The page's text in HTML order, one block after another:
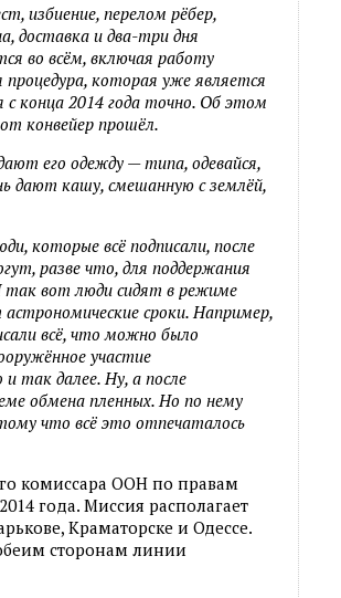
избиение, перелом рёбер,
доставка и два-три дня
во всём, включая работу
которая уже является
конца 2014 года точно. Об этом
конвейер прошёл.
его одежду — типа, одевайся,
дают кашу, смешанную с землёй,
которые всё подписали, после
разве что, для поддержания
так вот люди сидят в режиме
сроки. Например,
всё, что можно было
участие
так далее. Ну, а после
обмена пленных. Но по нему
что всё это отпечаталось
комиссара ООН по правам
года. Миссия располагает
Краматорске и Одессе.
сторонам линии